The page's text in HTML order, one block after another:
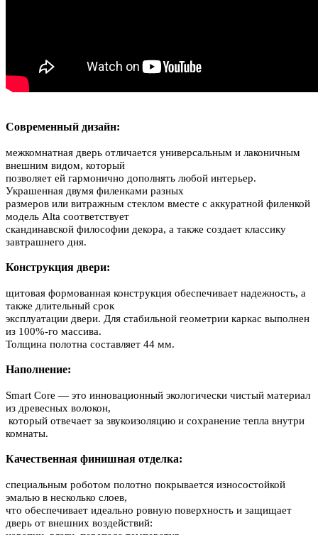
Современный дизайн:
межкомнатная дверь отличается универсальным и лаконичным
внешним видом, который
позволяет ей гармонично дополнять любой интерьер.
Украшенная двумя филенками разных
размеров или витражным стеклом вместе с аккуратной филенкой
модель Alta соответствует
скандинавской философии декора, а также создает классику
завтрашнего дня.
Конструкция двери:
щитовая формованная конструкция обеспечивает надежность, а
также длительный срок
эксплуатации двери. Для стабильной геометрии каркас выполнен
из 100%-го массива.
Толщина полотна составляет 44 мм.
Наполнение:
Smart Core — это инновационный экологически чистый материал
из древесных волокон,
который отвечает за звукоизоляцию и сохранение тепла внутри
комнаты.
Качественная финишная отделка:
специальным роботом полотно покрывается износостойкой
эмалью в несколько слоев,
что обеспечивает идеально ровную поверхность и защищает
дверь от внешних воздействий: